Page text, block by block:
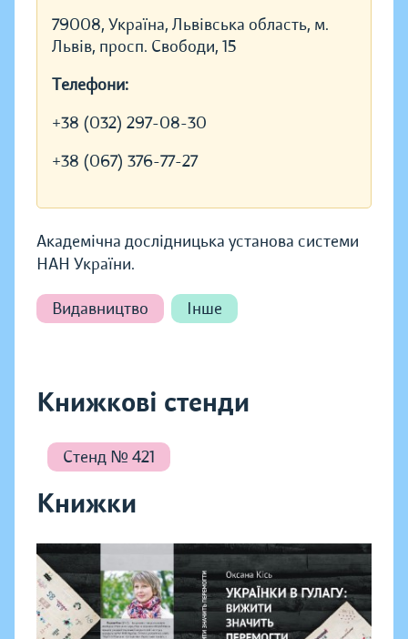
79008, Україна, Львівська область, м.
Львів, просп. Свободи, 15
Телефони:
+38 (032) 297-08-30
+38 (067) 376-77-27
Академічна дослідницька установа системи
НАН України.
Видавництво Інше
Книжкові стенди
Стенд № 421
Книжки